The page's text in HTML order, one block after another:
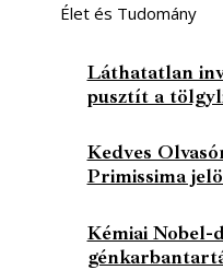
Élet és Tudomány
Láthatatlan
pusztít a
Kedves
Primissima
Kémiai Nobel-